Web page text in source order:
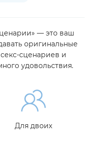
— это ваш
оригинальные
сценариев и
удовольствия.
Для двоих